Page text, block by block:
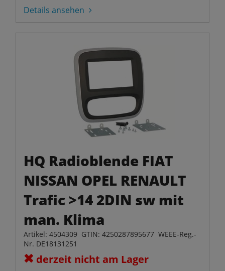
Details ansehen
HQ Radioblende FIAT
NISSAN OPEL RENAULT
Trafic >14 2DIN sw mit
man. Klima
Artikel: 4504309 GTIN: 4250287895677 WEEE-Reg.-
Nr. DE18131251
derzeit nicht am Lager